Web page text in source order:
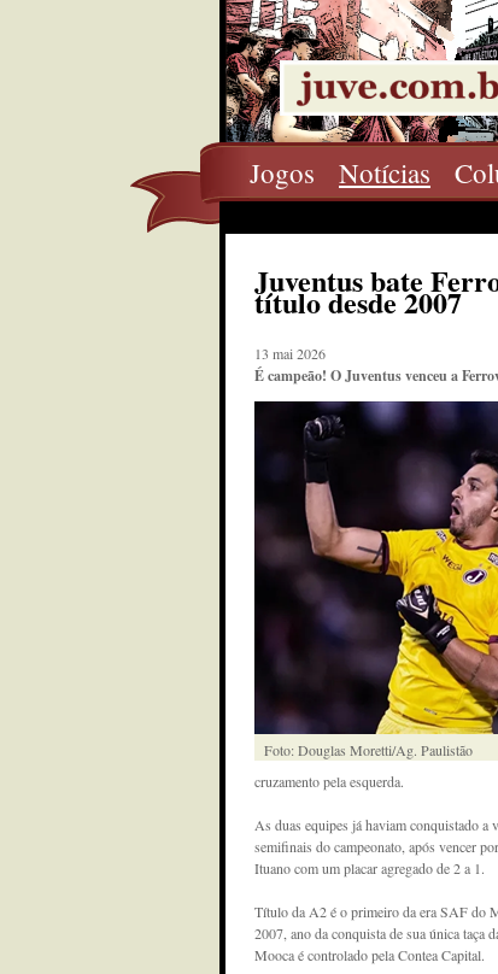
Jogos Notícias
Juventus bate
título desde 2007
13 mai 2026
É campeão! O Juventus venceu a
Foto: Douglas Moretti/Ag. Paulistão
cruzamento pela esquerda.
As duas equipes já haviam conquistado a
semifinais do campeonato, após vencer
Ituano com um placar agregado de 2 a 1.
Título da A2 é o primeiro da era SAF do
2007, ano da conquista de sua única taça
Mooca é controlado pela Contea Capital.